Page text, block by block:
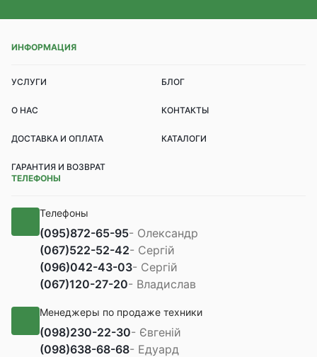
ИНФОРМАЦИЯ
УСЛУГИ БЛОГ
О НАС КОНТАКТЫ
ДОСТАВКА И ОПЛАТА КАТАЛОГИ
ГАРАНТИЯ И ВОЗВРАТ
ТЕЛЕФОНЫ
Телефоны
(095)872-65-95- Олександр
(067)522-52-42- Сергій
(096)042-43-03- Сергій
(067)120-27-20- Владислав
Менеджеры по продаже техники
(098)230-22-30- Євгеній
(098)638-68-68- Едуард